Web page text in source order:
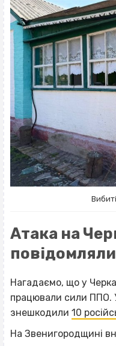
Атака на
Нагадаємо, що у
працювали сили ППО.
знешкодили 10
На Звенигородщині